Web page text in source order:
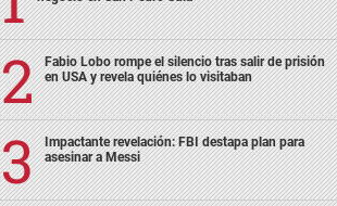
Fabio Lobo rompe el silencio tras salir de prisión
en USA y revela quiénes lo visitaban
Impactante revelación: FBI destapa plan para
asesinar a Messi